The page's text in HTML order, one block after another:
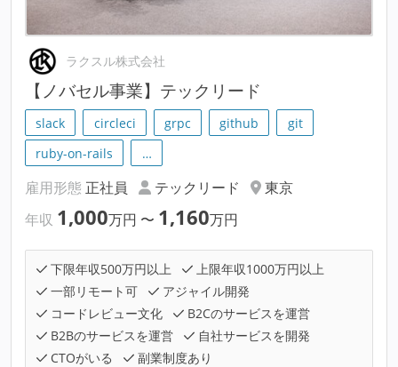
ラクスル株式会社
【ノバセル事業】テックリード
slack circleci grpc github
git
ruby-on-rails
…
雇用形態 正社員 テックリード
東京
年収 1,000万円 〜 1,160万円
下限年収500万円以上
上限年収1000万円以上
一部リモート可
アジャイル開発
コードレビュー文化
B2Cのサービスを運営
B2Bのサービスを運営
自社サービスを開発
CTOがいる
副業制度あり